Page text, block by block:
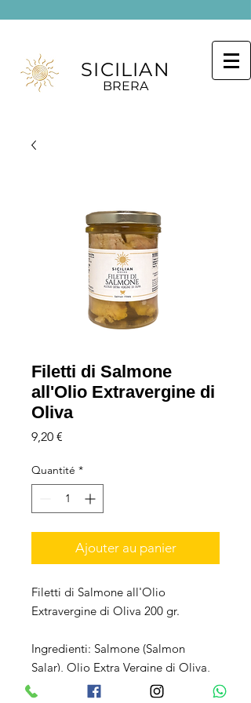
SICILIAN
BRERA
Filetti di Salmone
all'Olio Extravergine di
Oliva
9,20 €
Quantité *
Ajouter au panier
Filetti di Salmone all'Olio
Extravergine di Oliva 200 gr.
Ingredienti: Salmone (Salmon
Salar), Olio Extra Vergine di Oliva,